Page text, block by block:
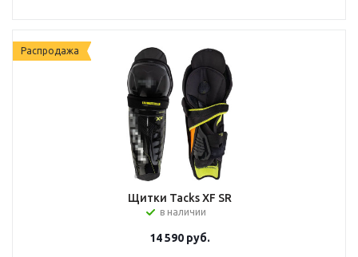
Распродажа
Щитки Tacks XF SR
в наличии
14 590руб.